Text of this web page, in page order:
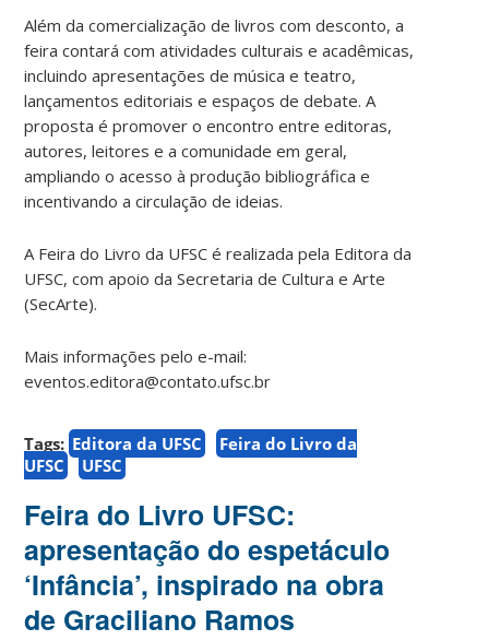
Além da comercialização de livros com desconto, a
feira contará com atividades culturais e acadêmicas,
incluindo apresentações de música e teatro,
lançamentos editoriais e espaços de debate. A
proposta é promover o encontro entre editoras,
autores, leitores e a comunidade em geral,
ampliando o acesso à produção bibliográfica e
incentivando a circulação de ideias.
A Feira do Livro da UFSC é realizada pela Editora da
UFSC, com apoio da Secretaria de Cultura e Arte
(SecArte).
Mais informações pelo e-mail:
eventos.editora@contato.ufsc.br
Tags: Editora da UFSC
Feira do Livro da
UFSC
UFSC
Feira do Livro UFSC:
apresentação do espetáculo
‘Infância’, inspirado na obra
de Graciliano Ramos